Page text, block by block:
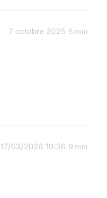
7 octobre 2025 5 min
17/03/2026 10:36 9 min